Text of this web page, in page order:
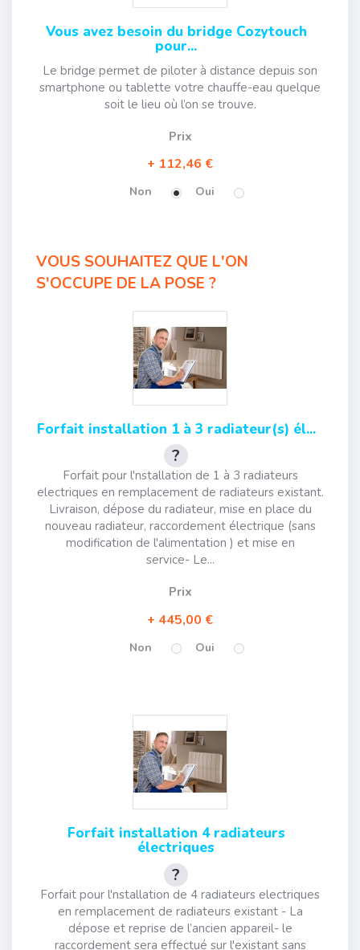
Vous avez besoin du bridge Cozytouch
pour...
Le bridge permet de piloter à distance depuis son
smartphone ou tablette votre chauffe-eau quelque
soit le lieu où l’on se trouve.
Prix
112,46 €
Non Oui
VOUS SOUHAITEZ QUE L'ON
S'OCCUPE DE LA POSE ?
Forfait installation 1 à 3 radiateur(s) él...
Forfait pour l'nstallation de 1 à 3 radiateurs
electriques en remplacement de radiateurs existant.
Livraison, dépose du radiateur, mise en place du
nouveau radiateur, raccordement électrique (sans
modification de l'alimentation ) et mise en
service- Le...
Prix
445,00 €
Non Oui
Forfait installation 4 radiateurs
électriques
Forfait pour l'nstallation de 4 radiateurs electriques
en remplacement de radiateurs existant - La
dépose et reprise de l’ancien appareil- le
raccordement sera effectué sur l'existant sans